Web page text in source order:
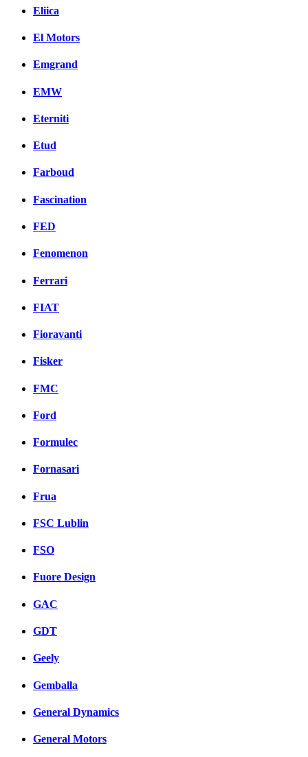
Eliica
El Motors
Emgrand
EMW
Eterniti
Etud
Farboud
Fascination
FED
Fenomenon
Ferrari
FIAT
Fioravanti
Fisker
FMC
Ford
Formulec
Fornasari
Frua
FSC Lublin
FSO
Fuore Design
GAC
GDT
Geely
Gemballa
General Dynamics
General Motors